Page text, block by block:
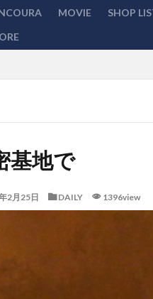
MOVIE SHOP
基地で
2月25日 DAILY 1396view
ゴリー